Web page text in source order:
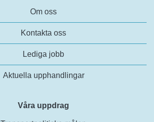
Om oss
Kontakta oss
Lediga jobb
Aktuella upphandlingar
Våra uppdrag